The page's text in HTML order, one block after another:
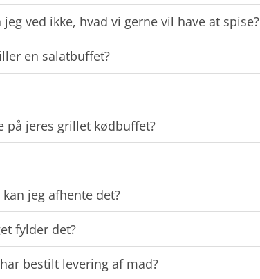
ved ikke, hvad vi gerne vil have at spise?
en salatbuffet?
på jeres grillet kødbuffet?
jeg afhente det?
fylder det?
bestilt levering af mad?